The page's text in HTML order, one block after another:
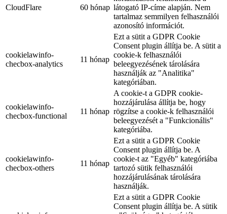
CloudFlare 60 hónap látogató IP-címe alapján. Nem
tartalmaz semmilyen felhasználói
azonosító információt.
cookielawinfo-
checbox-analytics
11 hónap
Ezt a sütit a GDPR Cookie
Consent plugin állítja be. A sütit a
cookie-k felhasználói
beleegyezésének tárolására
használják az "Analitika"
kategóriában.
cookielawinfo-
checbox-functional
11 hónap
A cookie-t a GDPR cookie-
hozzájárulása állítja be, hogy
rögzítse a cookie-k felhasználói
beleegyezését a "Funkcionális"
kategóriába.
cookielawinfo-
checbox-others
11 hónap
Ezt a sütit a GDPR Cookie
Consent plugin állítja be. A
cookie-t az "Egyéb" kategóriába
tartozó sütik felhasználói
hozzájárulásának tárolására
használják.
Ezt a sütit a GDPR Cookie
Consent plugin állítja be. A sütik